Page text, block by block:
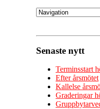
Senaste nytt
Terminsstart
Efter årsmötet
Kallelse
Graderingar